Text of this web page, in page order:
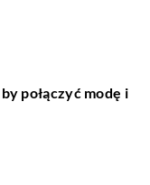
połączyć modę i